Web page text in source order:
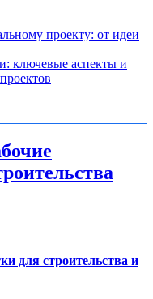
проекту: от идеи
ключевые аспекты и
для строительства и